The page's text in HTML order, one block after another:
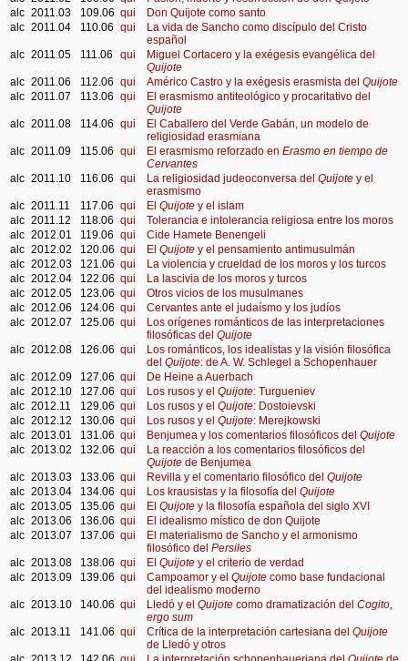
alc 2011.03 109.06 qui
Don Quijote como santo
alc 2011.04 110.06 qui
La vida de Sancho como discípulo del Cristo
español
alc 2011.05 111.06 qui
Miguel Cortacero y la exégesis evangélica del
Quijote
alc 2011.06 112.06 qui Américo Castro y la exégesis erasmista del Quijote
alc 2011.07 113.06 qui
El erasmismo antiteológico y procaritativo del
Quijote
alc 2011.08 114.06 qui
El Caballero del Verde Gabán, un modelo de
religiosidad erasmiana
alc 2011.09 115.06 qui El erasmismo reforzado en Erasmo en tiempo de
Cervantes
alc 2011.10 116.06 qui La religiosidad judeoconversa del Quijotey el
erasmismo
alc 2011.11 117.06 qui El Quijotey el islam
alc 2011.12 118.06 qui
Tolerancia e intolerancia religiosa entre los moros
alc 2012.01 119.06 qui
Cide Hamete Benengeli
alc 2012.02 120.06 qui El Quijotey el pensamiento antimusulmán
alc 2012.03 121.06 qui
La violencia y crueldad de los moros y los turcos
alc 2012.04 122.06 qui
La lascivia de los moros y turcos
alc 2012.05 123.06 qui
Otros vicios de los musulmanes
alc 2012.06 124.06 qui
Cervantes ante el judaísmo y los judíos
alc 2012.07 125.06 qui
Los orígenes románticos de las interpretaciones
filosóficas del Quijote
alc 2012.08 126.06 qui
Los románticos, los idealistas y la visión filosófica
del Quijote: de A. W. Schlegel a Schopenhauer
alc 2012.09 127.06 qui
De Heine a Auerbach
alc 2012.10 127.06 qui Los rusos y el Quijote: Turgueniev
alc 2012.11 129.06 qui Los rusos y el Quijote: Dostoievski
alc 2012.12 130.06 qui Los rusos y el Quijote: Merejkowski
alc 2013.01 131.06 qui Benjumea y los comentarios filosóficos del Quijote
alc 2013.02 132.06 qui
La reacción a los comentarios filosóficos del
Quijotede Benjumea
alc 2013.03 133.06 qui Revilla y el comentario filosófico del Quijote
alc 2013.04 134.06 qui Los krausistas y la filosofía del Quijote
alc 2013.05 135.06 qui El Quijotey la filosofía española del siglo XVI
alc 2013.06 136.06 qui
El idealismo místico de don Quijote
alc 2013.07 137.06 qui
El materialismo de Sancho y el armonismo
filosófico del Persiles
alc 2013.08 138.06 qui El Quijotey el criterio de verdad
alc 2013.09 139.06 qui Campoamor y el Quijotecomo base fundacional
del idealismo moderno
alc 2013.10 140.06 qui Lledó y el Quijotecomo dramatización del Cogito,
ergo sum
alc 2013.11 141.06 qui Crítica de la interpretación cartesiana del Quijote
de Lledó y otros